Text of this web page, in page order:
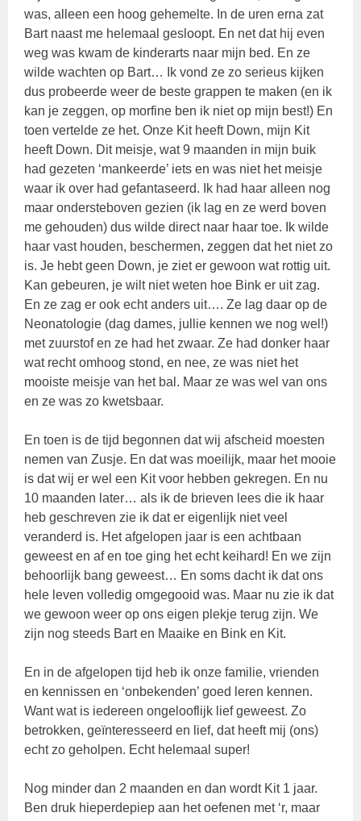
was, alleen een hoog gehemelte. In de uren erna zat
Bart naast me helemaal gesloopt. En net dat hij even
weg was kwam de kinderarts naar mijn bed. En ze
wilde wachten op Bart… Ik vond ze zo serieus kijken
dus probeerde weer de beste grappen te maken (en ik
kan je zeggen, op morfine ben ik niet op mijn best!) En
toen vertelde ze het. Onze Kit heeft Down, mijn Kit
heeft Down. Dit meisje, wat 9 maanden in mijn buik
had gezeten ‘mankeerde’ iets en was niet het meisje
waar ik over had gefantaseerd. Ik had haar alleen nog
maar ondersteboven gezien (ik lag en ze werd boven
me gehouden) dus wilde direct naar haar toe. Ik wilde
haar vast houden, beschermen, zeggen dat het niet zo
is. Je hebt geen Down, je ziet er gewoon wat rottig uit.
Kan gebeuren, je wilt niet weten hoe Bink er uit zag.
En ze zag er ook echt anders uit…. Ze lag daar op de
Neonatologie (dag dames, jullie kennen we nog wel!)
met zuurstof en ze had het zwaar. Ze had donker haar
wat recht omhoog stond, en nee, ze was niet het
mooiste meisje van het bal. Maar ze was wel van ons
en ze was zo kwetsbaar.
En toen is de tijd begonnen dat wij afscheid moesten
nemen van Zusje. En dat was moeilijk, maar het mooie
is dat wij er wel een Kit voor hebben gekregen. En nu
10 maanden later… als ik de brieven lees die ik haar
heb geschreven zie ik dat er eigenlijk niet veel
veranderd is. Het afgelopen jaar is een achtbaan
geweest en af en toe ging het echt keihard! En we zijn
behoorlijk bang geweest… En soms dacht ik dat ons
hele leven volledig omgegooid was. Maar nu zie ik dat
we gewoon weer op ons eigen plekje terug zijn. We
zijn nog steeds Bart en Maaike en Bink en Kit.
En in de afgelopen tijd heb ik onze familie, vrienden
en kennissen en ‘onbekenden’ goed leren kennen.
Want wat is iedereen ongelooflijk lief geweest. Zo
betrokken, geïnteresseerd en lief, dat heeft mij (ons)
echt zo geholpen. Echt helemaal super!
Nog minder dan 2 maanden en dan wordt Kit 1 jaar.
Ben druk hieperdepiep aan het oefenen met ‘r, maar